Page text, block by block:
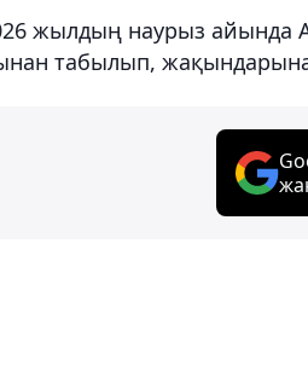
жылдың наурыз айында
табылып,